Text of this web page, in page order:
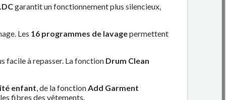
garantit un fonctionnement plus silencieux,
Les 16 programmes de lavagepermettent
facile à repasser. La fonction Drum Clean
enfant, de la fonctionAdd Garment
fibres des vêtements.